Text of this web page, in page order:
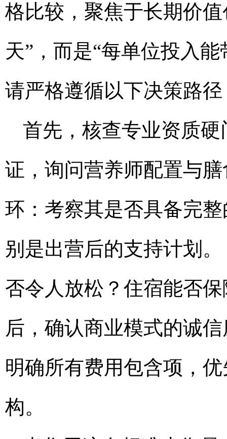
格比较，聚焦于长期价
天”，而是“每单位投入
请严格遵循以下决策路径
首先，核查专业资质
证，询问营养师配置与
环：考察其是否具备完
别是出营后的支持计划
否令人放松？住宿能否
后，确认商业模式的诚
明确所有费用包含项，
构。